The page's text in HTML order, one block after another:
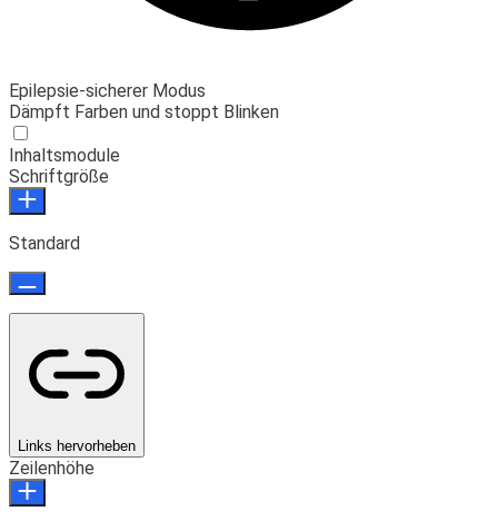
Epilepsie-sicherer Modus
Dämpft Farben und stoppt Blinken
Inhaltsmodule
Schriftgröße
Standard
Links hervorheben
Zeilenhöhe